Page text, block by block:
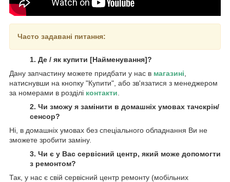
Часто задавані питання:
1. Де / як купити [Найменування]?
Дану запчастину можете придбати у нас в магазині
натиснувши на кнопку "Купити", або зв'язатися з менеджером
за номерами в розділі контакти
2. Чи зможу я замінити в домашніх умовах тачскрін/
сенсор?
Ні, в домашніх умовах без спеціального обладнання Ви не
зможете зробити заміну.
3. Чи є у Вас сервісний центр, який може допомогти
з ремонтом?
Так, у нас є свій сервісний центр ремонту (мобільних